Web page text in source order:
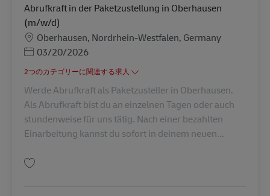
Abrufkraft in der Paketzustellung in Oberhausen
(m/w/d)
勤務地
Oberhausen, Nordrhein-Westfalen, Germany
Posted Date
03/20/2026
2つのカテゴリーに関連する求人
Werde Abrufkraft als Paketzusteller in Oberhausen.
Als Abrufkraft bist du an einzelnen Tagen oder auch
stundenweise für uns tätig. Nach einer bezahlten
Einarbeitung kannst du sofort in deinem neuen...